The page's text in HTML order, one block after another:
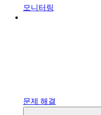
모니터링
문제 해결